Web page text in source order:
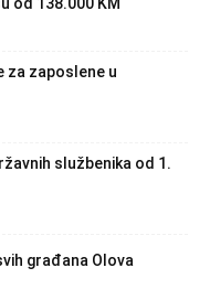
za zaposlene u
službenika od 1.
građana Olova